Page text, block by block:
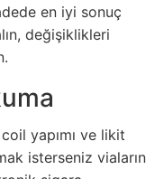
en iyi sonuç
değişiklikleri
yapımı ve likit
isterseniz viaların